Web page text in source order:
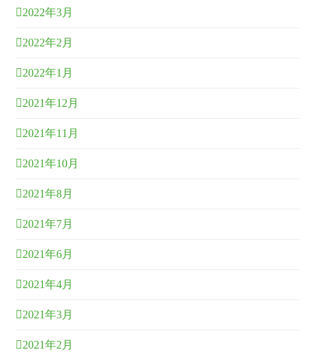
2022年3月
2022年2月
2022年1月
2021年12月
2021年11月
2021年10月
2021年8月
2021年7月
2021年6月
2021年4月
2021年3月
2021年2月